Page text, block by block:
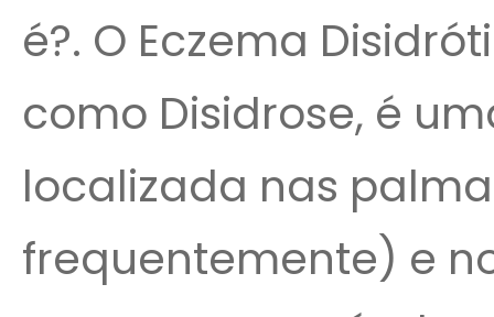
é?. O Eczema
como Disidrose, é
localizada nas
frequentemente) e